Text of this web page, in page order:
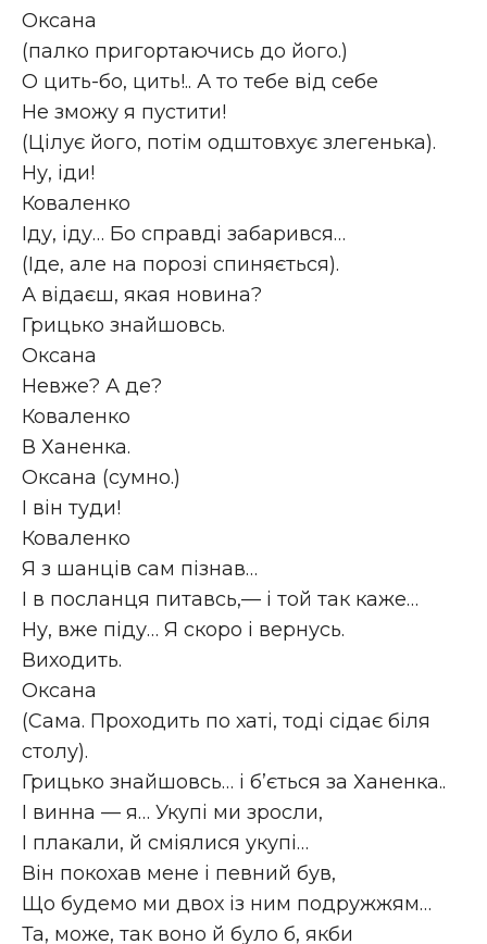
Оксана
(палко пригортаючись до його.)
О цить-бо, цить!.. А то тебе від себе
Не зможу я пустити!
(Цілує його, потім одштовхує злегенька).
Ну, іди!
Коваленко
Іду, іду… Бо справді забарився…
(Іде, але на порозі спиняється).
А відаєш, якая новина?
Грицько знайшовсь.
Оксана
Невже? А де?
Коваленко
В Ханенка.
Оксана (сумно.)
І він туди!
Коваленко
Я з шанців сам пізнав…
І в посланця питавсь,— і той так каже…
Ну, вже піду… Я скоро і вернусь.
Виходить.
Оксана
(Сама. Проходить по хаті, тоді сідає біля
столу).
Грицько знайшовсь… і б’ється за Ханенка..
І винна — я… Укупі ми зросли,
І плакали, й сміялися укупі…
Він покохав мене і певний був,
Що будемо ми двох із ним подружжям…
Та, може, так воно й було б, якби